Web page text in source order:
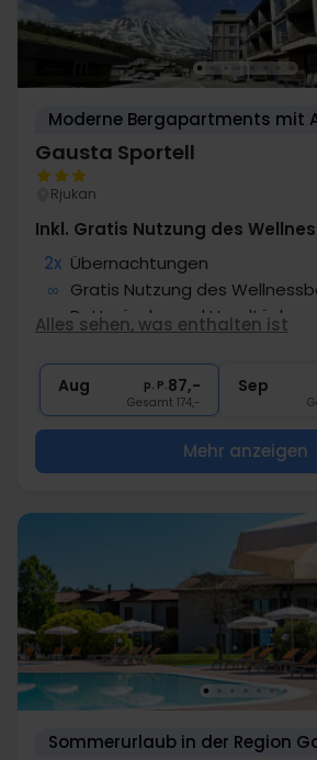
Moderne Bergapartments mit
Gausta Sportell
Rjukan
Inkl. Gratis Nutzung des
2x Übernachtungen
∞ Gratis Nutzung des
∞ Bettwäsche und Handtücher
2x Gratis Parken
Alles sehen, was enthalten ist
Aug p. P.87,-
Gesamt 174,-
Sep
Mehr anzeigen
Sommerurlaub in der Region